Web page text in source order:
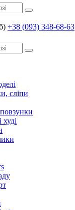
+38 (093) 348-68-63
сліпи
худі